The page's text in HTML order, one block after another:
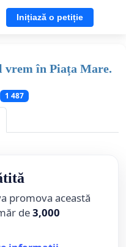
Inițiază o petiție
vrem în Piața Mare.
1 487
promova această
de3,000